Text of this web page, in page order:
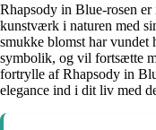
Rhapsody in Blue-rosen
kunstværk i naturen med
smukke blomst har vundet
symbolik, og vil fortsætte
fortrylle af Rhapsody in
elegance ind i dit liv med